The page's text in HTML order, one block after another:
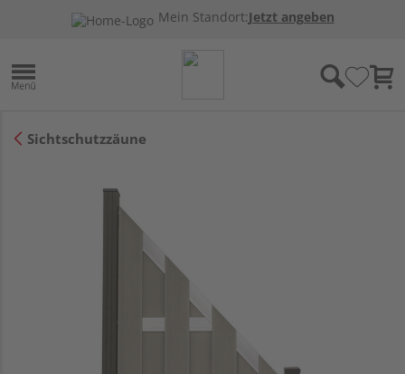
Mein Standort:Jetzt angeben
Sichtschutzzäune